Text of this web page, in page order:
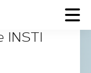
INSTI